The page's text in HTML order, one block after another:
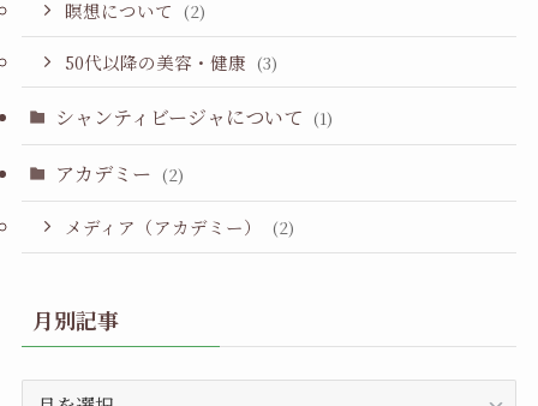
瞑想について (2)
50代以降の美容・健康 (3)
シャンティビージャについて (1)
アカデミー (2)
メディア（アカデミー） (2)
月別記事